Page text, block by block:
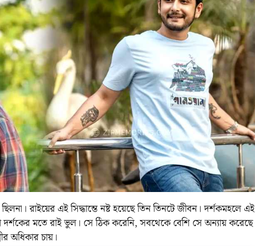
রাইয়ের এই সিদ্ধান্তে নষ্ট হয়েছে তিন তিনটে জীবন। দর্শকমহলে এই
মতে রাই ভুল। সে ঠিক করেনি, সবথেকে বেশি সে অন্যায় করেছে
অধিকার চায়।